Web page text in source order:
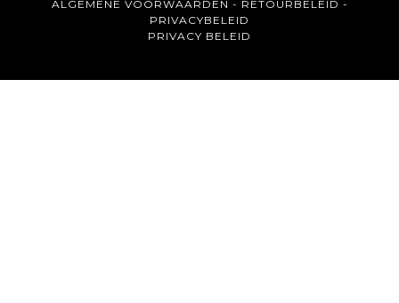
ALGEMENE VOORWAARDEN - RETOURBELEID -
PRIVACYBELEID
PRIVACY BELEID